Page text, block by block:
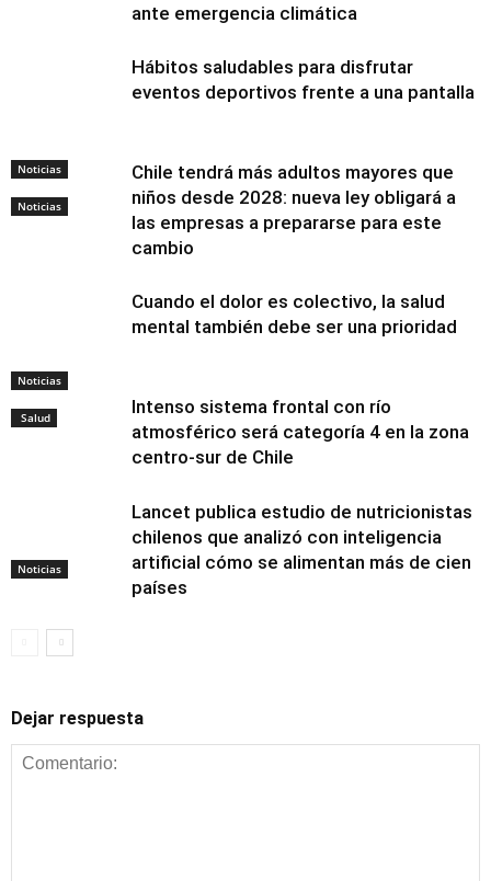
Noticias
ante emergencia climática
Noticias
Hábitos saludables para disfrutar
eventos deportivos frente a una pantalla
Noticias
Chile tendrá más adultos mayores que
niños desde 2028: nueva ley obligará a
las empresas a prepararse para este
cambio
Salud
Cuando el dolor es colectivo, la salud
mental también debe ser una prioridad
Noticias
Intenso sistema frontal con río
atmosférico será categoría 4 en la zona
centro-sur de Chile
Alimentación y
nutrición
Lancet publica estudio de nutricionistas
chilenos que analizó con inteligencia
artificial cómo se alimentan más de cien
países
Dejar respuesta